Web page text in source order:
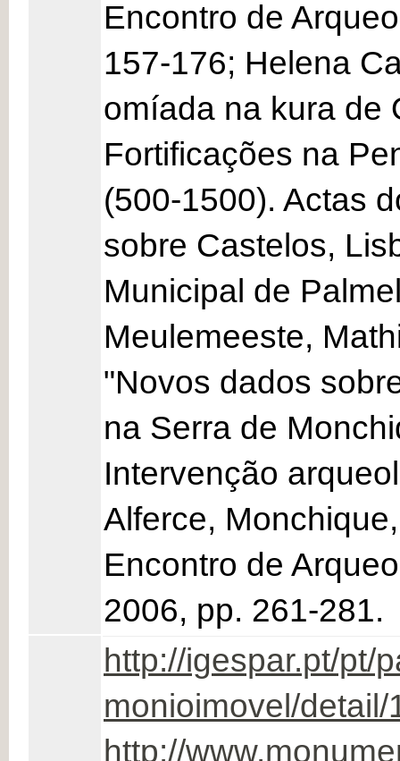
Encontro de
157-176; Helena
omíada na kura de
Fortificações na
(500-1500). Actas
sobre Castelos,
Municipal de
Meulemeeste,
"Novos dados
na Serra de
Intervenção
Alferce,
Encontro de
2006, pp. 261-281.
http://igespar.pt/pt/
monioimovel/
http://